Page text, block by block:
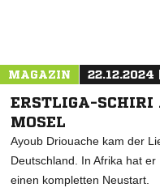
MAGAZIN 22.12.2024
ERSTLIGA-SCHIRI
MOSEL
Ayoub Driouache kam der
Deutschland. In Afrika hat
einen kompletten Neustart.